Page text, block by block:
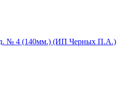
№ 4 (140мм.) (ИП Черных П.А.)